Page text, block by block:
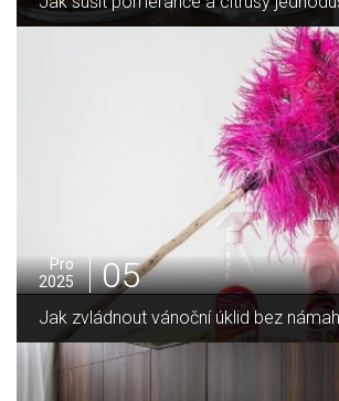
Pro
2025
01
Hnědá barva v domácnosti a její využití